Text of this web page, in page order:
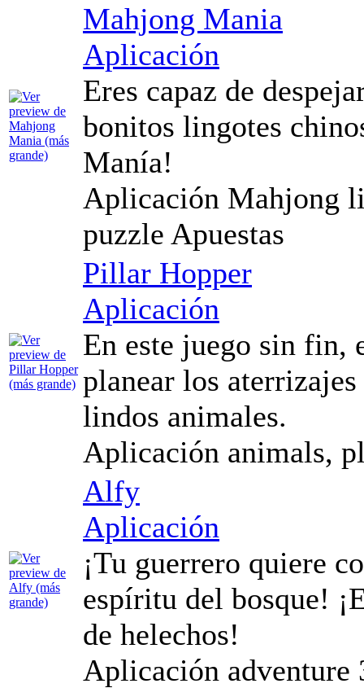
Mahjong Mania
Aplicación
Eres capaz de
bonitos lingotes
Manía!
Aplicación Mahjong
puzzle Apuestas
Pillar Hopper
Aplicación
En este juego sin fin,
planear los
lindos animales.
Aplicación animals,
Alfy
Aplicación
¡Tu guerrero quiere
espíritu del bosque!
de helechos!
Aplicación adventure